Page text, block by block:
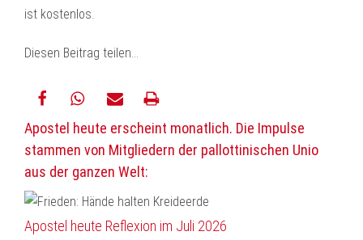
ist kostenlos.
Diesen Beitrag teilen…
teilen teilen E- drucken
Apostel heute erscheint monatlich. Die Impulse
stammen von Mitgliedern der pallottinischen Unio
aus der ganzen Welt:
Apostel heute Reflexion im Juli 2026